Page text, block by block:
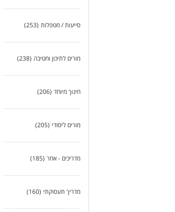
סייעות / מטפלות (253)
מורים לתיכון וחטיבה (238)
חינוך מיוחד (206)
מורים ליסודי (205)
מדריכים - אחר (185)
מדריך תעסוקתי (160)